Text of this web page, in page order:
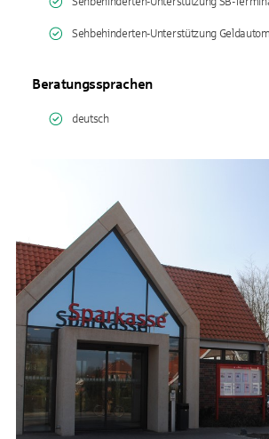
Sehbehinderten-Unterstützung
Beratungssprachen
deutsch